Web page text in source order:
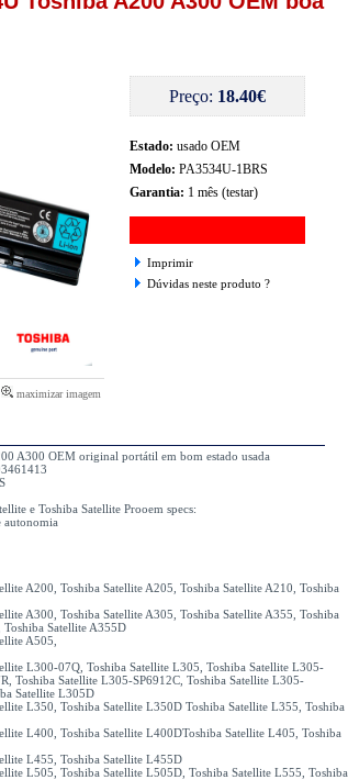
maximizar imagem
Preço: 18.40€
Estado: usado OEM
Modelo: PA3534U-1BRS
Garantia: 1 mês (testar)
Imprimir
Dúvidas neste produto ?
A300 OEM original portátil em bom estado usada
e Toshiba Satellite Prooem specs:
autonomia
A200, Toshiba Satellite A205, Toshiba Satellite A210, Toshiba
A300, Toshiba Satellite A305, Toshiba Satellite A355, Toshiba
Satellite A355D
A505,
L300-07Q, Toshiba Satellite L305, Toshiba Satellite L305-
Toshiba Satellite L305-SP6912C, Toshiba Satellite L305-
Satellite L305D
L350, Toshiba Satellite L350D Toshiba Satellite L355, Toshiba
L400, Toshiba Satellite L400DToshiba Satellite L405, Toshiba
L455, Toshiba Satellite L455D
L505, Toshiba Satellite L505D, Toshiba Satellite L555, Toshiba